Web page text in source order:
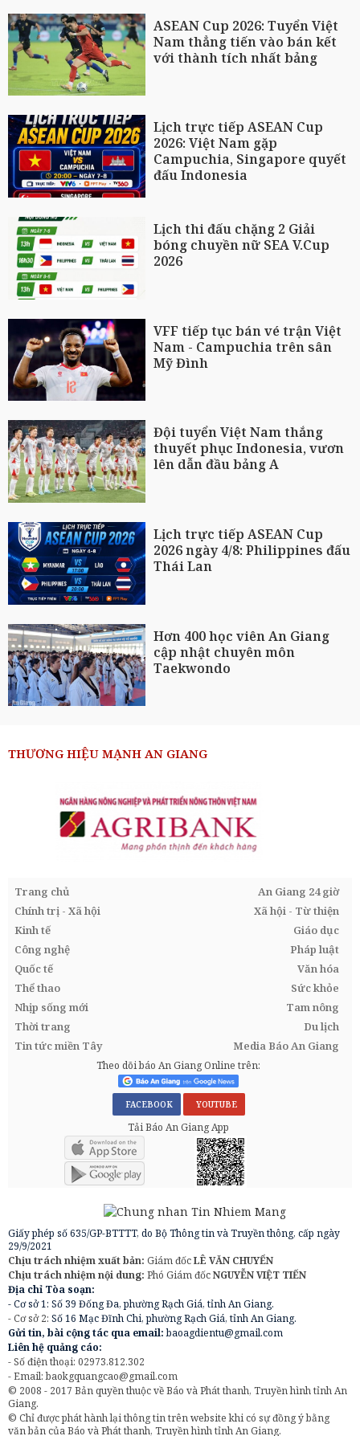
ASEAN Cup 2026: Tuyển Việt
Nam thẳng tiến vào bán kết
với thành tích nhất bảng
Lịch trực tiếp ASEAN Cup
2026: Việt Nam gặp
Campuchia, Singapore quyết
đấu Indonesia
Lịch thi đấu chặng 2 Giải
bóng chuyền nữ SEA V.Cup
2026
VFF tiếp tục bán vé trận Việt
Nam - Campuchia trên sân
Mỹ Đình
Đội tuyển Việt Nam thắng
thuyết phục Indonesia, vươn
lên dẫn đầu bảng A
Lịch trực tiếp ASEAN Cup
2026 ngày 4/8: Philippines đấu
Thái Lan
Hơn 400 học viên An Giang
cập nhật chuyên môn
Taekwondo
THƯƠNG HIỆU MẠNH AN GIANG
Trang chủ
An Giang 24 giờ
Chính trị - Xã hội
Xã hội - Từ thiện
Kinh tế
Giáo dục
Công nghệ
Pháp luật
Quốc tế
Văn hóa
Thể thao
Sức khỏe
Nhịp sống mới
Tam nông
Thời trang
Du lịch
Tin tức miền Tây
Media Báo An Giang
Theo dõi báo An Giang Online trên:
FACEBOOK YOUTUBE
Tải Báo An Giang App
Giấy phép số 635/GP-BTTTT, do Bộ Thông tin và Truyền thông, cấp ngày
29/9/2021
Chịu trách nhiệm xuất bản: Giám đốcLÊ VĂN CHUYỂN
Chịu trách nhiệm nội dung: Phó Giám đốcNGUYỄN VIỆT TIẾN
Địa chỉ Tòa soạn:
- Cơ sở 1: Số 39 Đống Đa, phường Rạch Giá, tỉnh An Giang.
- Cơ sở 2: Số 16 Mạc Đĩnh Chi, phường Rạch Giá, tỉnh An Giang.
Gửi tin, bài cộng tác qua email:baoagdientu@gmail.com
Liên hệ quảng cáo:
- Số điện thoại: 02973.812.302
- Email:baokgquangcao@gmail.com
© 2008 - 2017 Bản quyền thuộc về Báo và Phát thanh, Truyền hình tỉnh An
Giang.
© Chỉ được phát hành lại thông tin trên website khi có sự đồng ý bằng
văn bản của Báo và Phát thanh, Truyền hình tỉnh An Giang.